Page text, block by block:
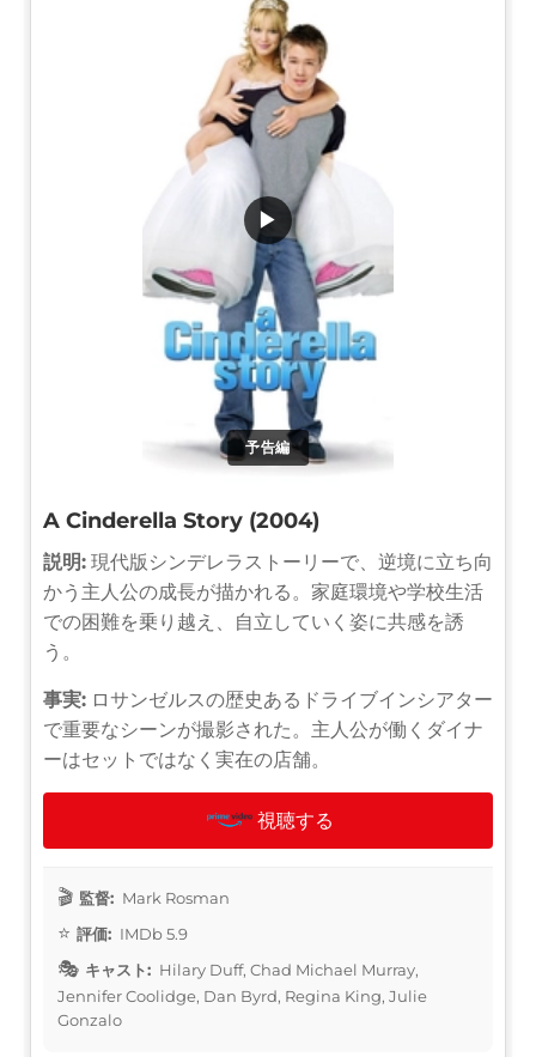
予告編
▶
A Cinderella Story (2004)
説明: 現代版シンデレラストーリーで、逆境に立ち向
かう主人公の成長が描かれる。家庭環境や学校生活
での困難を乗り越え、自立していく姿に共感を誘
う。
事実: ロサンゼルスの歴史あるドライブインシアター
で重要なシーンが撮影された。主人公が働くダイナ
ーはセットではなく実在の店舗。
視聴する
監督: Mark Rosman
評価: IMDb 5.9
キャスト: Hilary Duff, Chad Michael Murray,
Jennifer Coolidge, Dan Byrd, Regina King, Julie
Gonzalo